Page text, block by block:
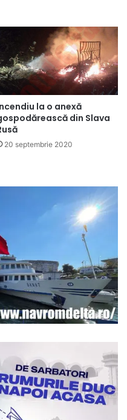
la o anexă
din Slava
20 septembrie 2020